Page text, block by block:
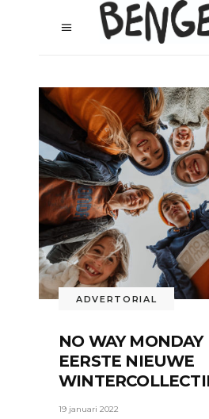
ADVERTORIAL
NO WAY MONDAY
EERSTE NIEUWE
19 januari 2022